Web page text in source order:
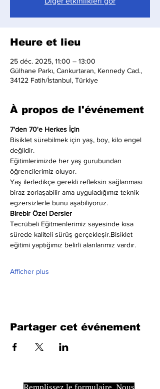
Heure et lieu
25 déc. 2025, 11:00 – 13:00
Gülhane Parkı, Cankurtaran, Kennedy Cad.,
34122 Fatih/İstanbul, Türkiye
À propos de l'événement
7'den 70'e Herkes İçin
Bisiklet sürebilmek için yaş, boy, kilo engel
değildir.
Eğitimlerimizde her yaş gurubundan
öğrencilerimiz oluyor.
Yaş ilerledikçe gerekli refleksin sağlanması
biraz zorlaşabilir ama uyguladığımız teknik
egzersizlerle bunu aşabiliyoruz.
Birebir Özel Dersler
Tecrübeli Eğitmenlerimiz sayesinde kısa
sürede kaliteli sürüş gerçekleşir.Bisiklet
eğitimi yaptığımız belirli alanlarımız vardır.
Afficher plus
Partager cet événement